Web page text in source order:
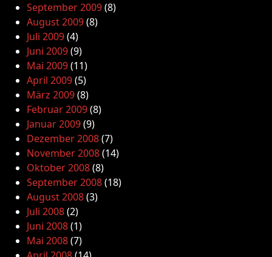
September 2009(8)
August 2009(8)
Juli 2009(4)
Juni 2009(9)
Mai 2009(11)
April 2009(5)
März 2009(8)
Februar 2009(8)
Januar 2009(9)
Dezember 2008(7)
November 2008(14)
Oktober 2008(8)
September 2008(18)
August 2008(3)
Juli 2008(2)
Juni 2008(1)
Mai 2008(7)